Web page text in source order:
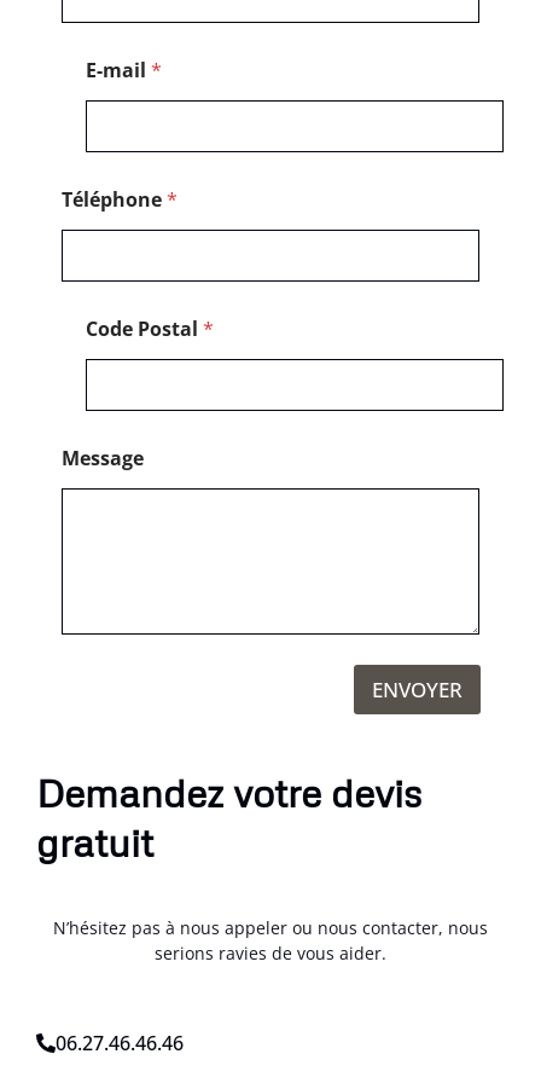
Demandez votre devis
gratuit
N’hésitez pas à nous appeler ou nous contacter, nous
serions ravies de vous aider.
06.27.46.46.46
E-mail *
Téléphone*
Code Postal *
Message
ENVOYER